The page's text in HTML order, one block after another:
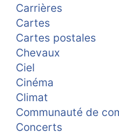
Carrières
Cartes
Cartes postales
Chevaux
Ciel
Cinéma
Climat
Communauté de
Concerts